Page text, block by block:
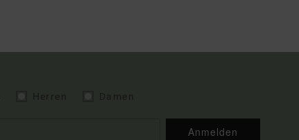
Anmelden